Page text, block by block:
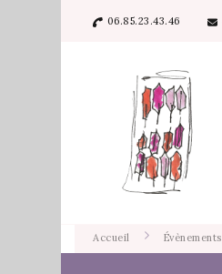
06.85.23.43.46
Accueil Évènements